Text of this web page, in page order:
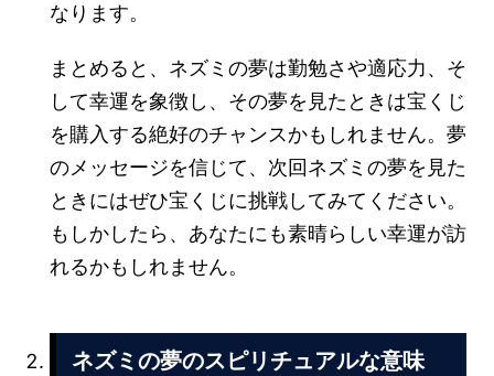
なります。
まとめると、ネズミの夢は勤勉さや適応力、そ
して幸運を象徴し、その夢を見たときは宝くじ
を購入する絶好のチャンスかもしれません。夢
のメッセージを信じて、次回ネズミの夢を見た
ときにはぜひ宝くじに挑戦してみてください。
もしかしたら、あなたにも素晴らしい幸運が訪
れるかもしれません。
ネズミの夢のスピリチュアルな意味